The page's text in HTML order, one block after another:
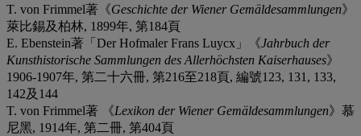
T. von Frimmel著《Geschichte der Wiener Gemäldesammlungen》
萊比錫及柏林, 1899年, 第184頁
E. Ebenstein著「Der Hofmaler Frans Luycx」《Jahrbuch der
Kunsthistorische Sammlungen des Allerhöchsten Kaiserhauses》
1906-1907年, 第二十六冊, 第216至218頁, 編號123, 131, 133,
142及144
T. von Frimmel著 《Lexikon der Wiener Gemäldesammlungen》慕
尼黑, 1914年, 第二冊, 第404頁